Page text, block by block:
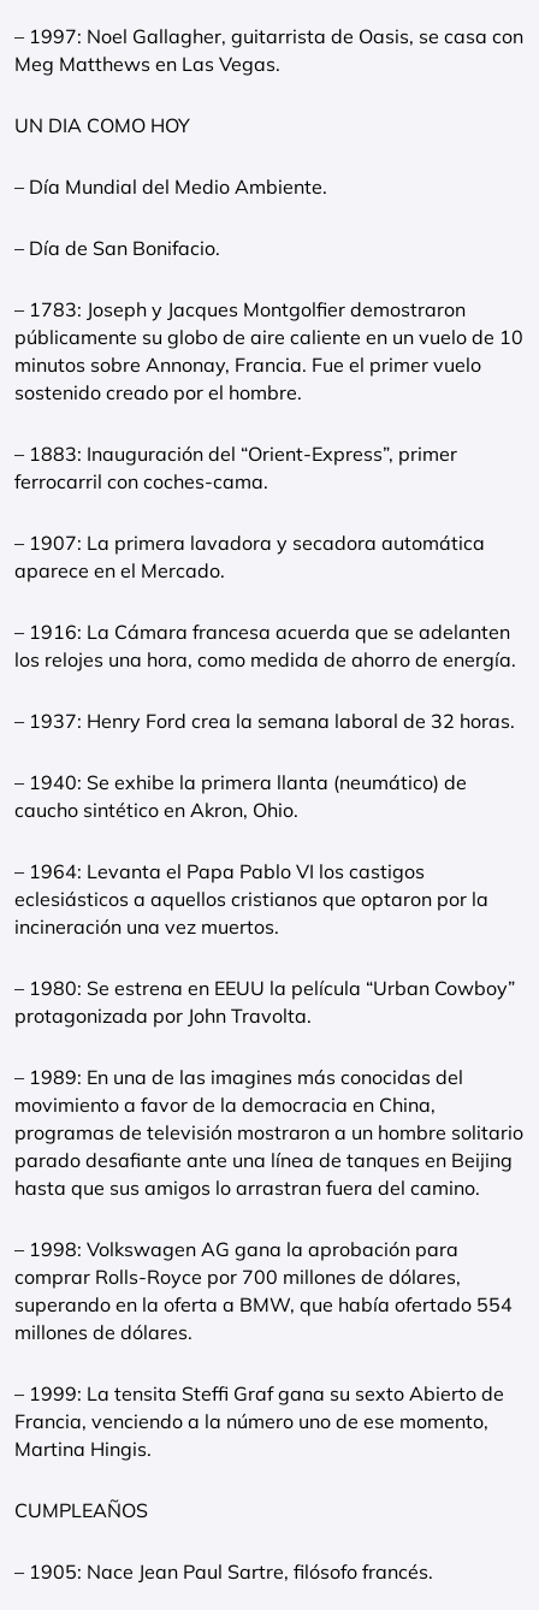
– 1997: Noel Gallagher, guitarrista de Oasis, se casa con
Meg Matthews en Las Vegas.
UN DIA COMO HOY
– Día Mundial del Medio Ambiente.
– Día de San Bonifacio.
– 1783: Joseph y Jacques Montgolfier demostraron
públicamente su globo de aire caliente en un vuelo de 10
minutos sobre Annonay, Francia. Fue el primer vuelo
sostenido creado por el hombre.
– 1883: Inauguración del “Orient-Express”, primer
ferrocarril con coches-cama.
– 1907: La primera lavadora y secadora automática
aparece en el Mercado.
– 1916: La Cámara francesa acuerda que se adelanten
los relojes una hora, como medida de ahorro de energía.
– 1937: Henry Ford crea la semana laboral de 32 horas.
– 1940: Se exhibe la primera llanta (neumático) de
caucho sintético en Akron, Ohio.
– 1964: Levanta el Papa Pablo VI los castigos
eclesiásticos a aquellos cristianos que optaron por la
incineración una vez muertos.
– 1980: Se estrena en EEUU la película “Urban Cowboy”
protagonizada por John Travolta.
– 1989: En una de las imagines más conocidas del
movimiento a favor de la democracia en China,
programas de televisión mostraron a un hombre solitario
parado desafiante ante una línea de tanques en Beijing
hasta que sus amigos lo arrastran fuera del camino.
– 1998: Volkswagen AG gana la aprobación para
comprar Rolls-Royce por 700 millones de dólares,
superando en la oferta a BMW, que había ofertado 554
millones de dólares.
– 1999: La tensita Steffi Graf gana su sexto Abierto de
Francia, venciendo a la número uno de ese momento,
Martina Hingis.
CUMPLEAÑOS
– 1905: Nace Jean Paul Sartre, filósofo francés.